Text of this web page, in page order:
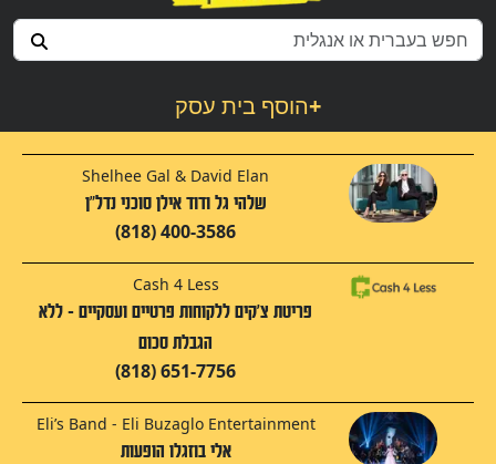
הוסף בית עסק+
Shelhee Gal & David Elan
שלהי גל ודוד אילן סוכני נדל"ן
(818) 400-3586
Cash 4 Less
פריטת צ'קים ללקוחות פרטיים ועסקיים - ללא
הגבלת סכום
(818) 651-7756
Eli’s Band - Eli Buzaglo Entertainment
אלי בוזגלו הופעות